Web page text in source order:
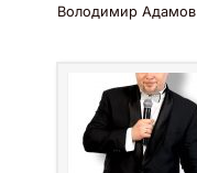
Володимир Адамов